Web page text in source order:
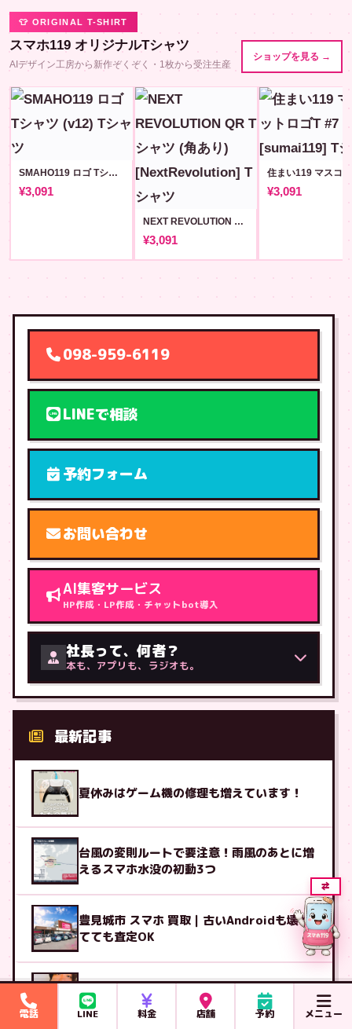
👕 ORIGINAL T-SHIRT
スマホ119 オリジナルTシャツ
AIデザイン工房から新作ぞくぞく・1枚から受注生産
ショップを見る →
SMAHO119 ロゴ Tシャツ (v12)
¥3,091
NEXT REVOLUTION QR Tシャツ (角あり) [NextRevolution]
¥3,091
¥3,091
098-959-6119
LINEで相談
予約フォーム
お問い合わせ
AI集客サービス
HP作成・LP作成・チャットbot導入
社長って、何者？
本も、アプリも、ラジオも。
最新記事
夏休みはゲーム機の修理も増えています！
台風の変則ルートで要注意！雨風のあとに増
えるスマホ水没の初動3つ
豊見城市 スマホ 買取｜古いAndroidも壊れ
てても査定OK
②めどちゃんですよろしくお願いします✨
電話 LINE 料金 店舗 予約 メニュー
⇄